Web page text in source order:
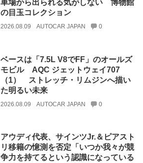
車場から出られる気がしない 博物館
の目玉コレクション
2026.08.09 AUTOCAR JAPAN 0
ベースは「7.5L V8でFF」のオールズ
モビル AQC ジェットウェイ707
（1） ストレッチ・リムジンへ描い
た明るい未来
2026.08.09 AUTOCAR JAPAN 0
アウディ代表、サインツJr.＆ピアスト
リ移籍の憶測を否定「いつか我々が競
争力を持てるという認識になっている